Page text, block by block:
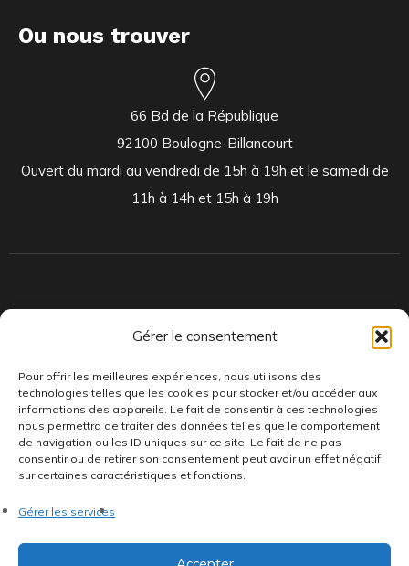
Gérer le consentement
Pour offrir les meilleures expériences, nous utilisons des
technologies telles que les cookies pour stocker et/ou accéder aux
informations des appareils. Le fait de consentir à ces technologies
nous permettra de traiter des données telles que le comportement
de navigation ou les ID uniques sur ce site. Le fait de ne pas
consentir ou de retirer son consentement peut avoir un effet négatif
sur certaines caractéristiques et fonctions.
Gérer les services
Ou nous trouver
66 Bd de la République
92100 Boulogne-Billancourt
Ouvert du mardi au vendredi de 15h à 19h et le samedi de
11h à 14h et 15h à 19h
toujours des pépites musicales, dont des vinyles rares et exclusifs.
confidentialité
Politique de cookies•Termes & Condition•Mentions légales